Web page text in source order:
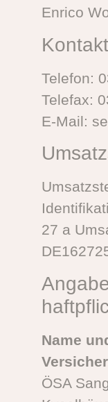
Enrico
Kontakt
Telefon:
Telefax:
E-Mail:
27 a
Name
ÖSA